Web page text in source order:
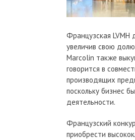
Французская LVMH
увеличив свою
Marcolin также
говорится в
производящих
поскольку бизнес
деятельности.
Французский
приобрести